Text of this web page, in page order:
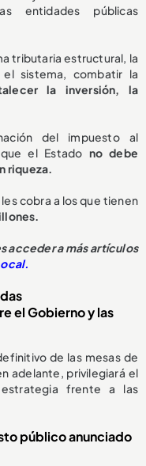
entidades públicas
tributaria estructural, la
sistema, combatir la
la inversión, la
del impuesto al
el Estado no debe
riqueza.
cobra a los que tienen
acceder a más artículos
el Gobierno y las
de las mesas de
adelante, privilegiará el
frente a las
público anunciado